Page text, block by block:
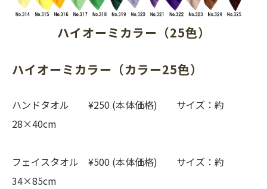
ハイオーミカラー（25色）
ハイオーミカラー（カラー25色）
ハンドタオル ¥250 (本体価格) サイズ：約
28×40cm
フェイスタオル ¥500 (本体価格) サイズ：約
34×85cm